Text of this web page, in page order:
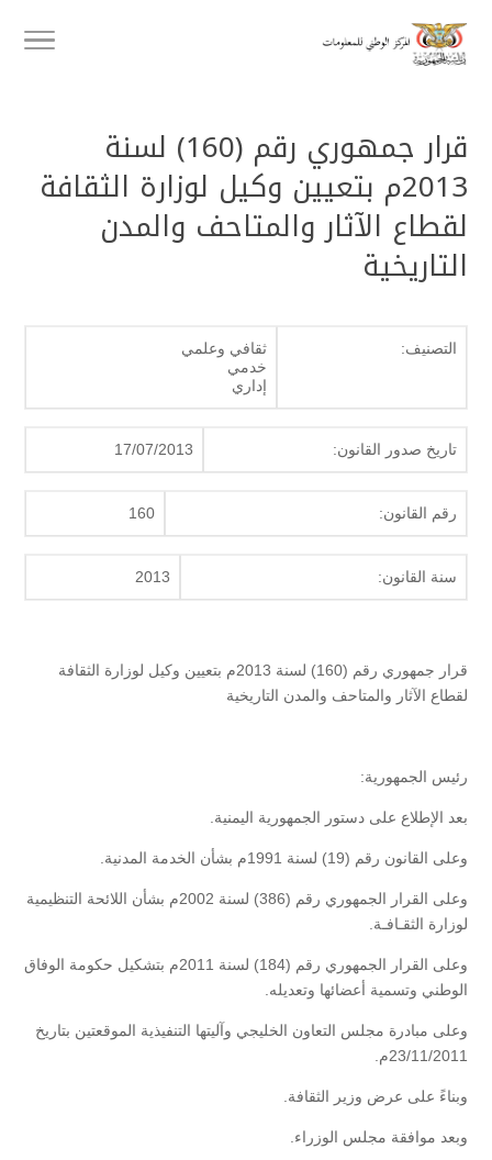
قرار جمهوري رقم (160) لسنة
2013م بتعيين وكيل لوزارة الثقافة
لقطاع الآثار والمتاحف والمدن
التاريخية
التصنيف:
ثقافي وعلمي
خدمي
إداري
تاريخ صدور القانون: 17/07/2013
رقم القانون: 160
سنة القانون: 2013
قرار جمهوري رقم (160) لسنة 2013م بتعيين وكيل لوزارة الثقافة
لقطاع الآثار والمتاحف والمدن التاريخية
رئيس الجمهورية:
بعد الإطلاع على دستور الجمهورية اليمنية.
وعلى القانون رقم (19) لسنة 1991م بشأن الخدمة المدنية.
وعلى القرار الجمهوري رقم (386) لسنة 2002م بشأن اللائحة التنظيمية
لوزارة الثقـافـة.
وعلى القرار الجمهوري رقم (184) لسنة 2011م بتشكيل حكومة الوفاق
الوطني وتسمية أعضائها وتعديله.
وعلى مبادرة مجلس التعاون الخليجي وآليتها التنفيذية الموقعتين بتاريخ
23/11/2011م.
وبناءً على عرض وزير الثقافة.
وبعد موافقة مجلس الوزراء.